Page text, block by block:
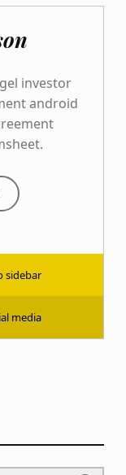
investor
android
sidebar
media